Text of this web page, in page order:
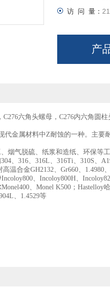
访 问 量：
产
C276六角头螺母，C276内六角圆
金属材料中Z耐蚀的一种。主要
烟气脱硫、纸浆和造纸、环保等
、316、316L、316Ti、310S、
温合金GH2132、Gr660、1.4980
、Incoloy800H、
、Monel K500；Hastelloy
、1.4529等